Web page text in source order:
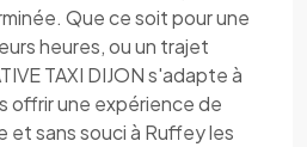
Que ce soit pour une
heures, ou un trajet
TAXI DIJON s'adapte à
offrir une expérience de
sans souci à Ruffey les